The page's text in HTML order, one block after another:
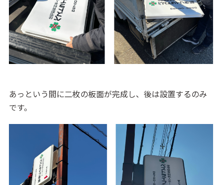
あっという間に二枚の板面が完成し、後は設置するのみ
です。